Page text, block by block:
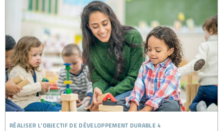
réaliser l’objectif de développement durable 4